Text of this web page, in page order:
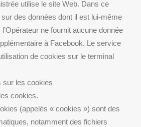
utilise le site Web. Dans ce
des données dont il est lui-même
ne fournit aucune donnée
à Facebook. Le service
de cookies sur le terminal
sur les cookies
cookies.
(appelés « cookies ») sont des
notamment des fichiers